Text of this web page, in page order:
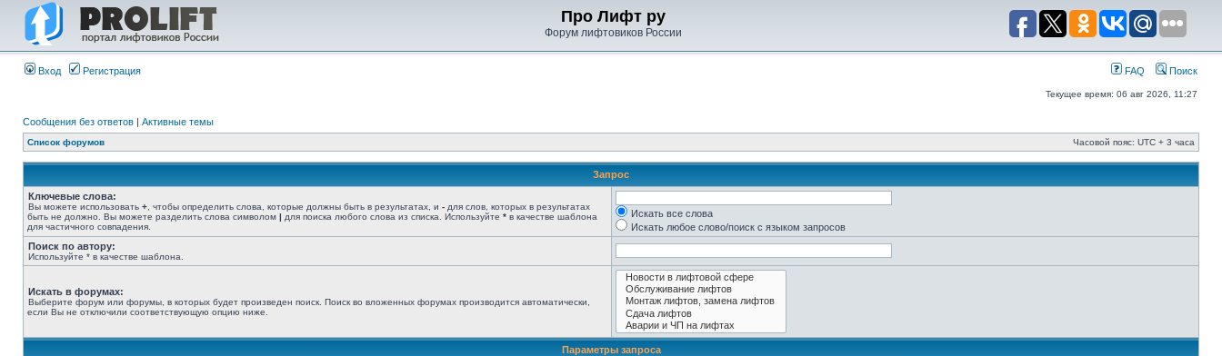
Про Лифт ру
Форум лифтовиков России
Вход Регистрация FAQ Поиск
Текущее время: 06 авг 2026, 11:27
Сообщения без ответов | Активные темы
Список форумов Часовой пояс: UTC + 3 часа
Запрос
Ключевые слова:
Вы можете использовать + , чтобы определить слова, которые должны быть в результатах, и - для слов, которых в результатах
быть не должно. Вы можете разделить слова символом | для поиска любого слова из списка. Используйте * в качестве шаблона
для частичного совпадения.
Искать все слова
Искать любое слово/поиск с языком запросов
Поиск по автору:
Используйте * в качестве шаблона.
Искать в форумах:
Выберите форум или форумы, в которых будет произведен поиск. Поиск во вложенных форумах производится автоматически,
если Вы не отключили соответствующую опцию ниже.
Параметры запроса